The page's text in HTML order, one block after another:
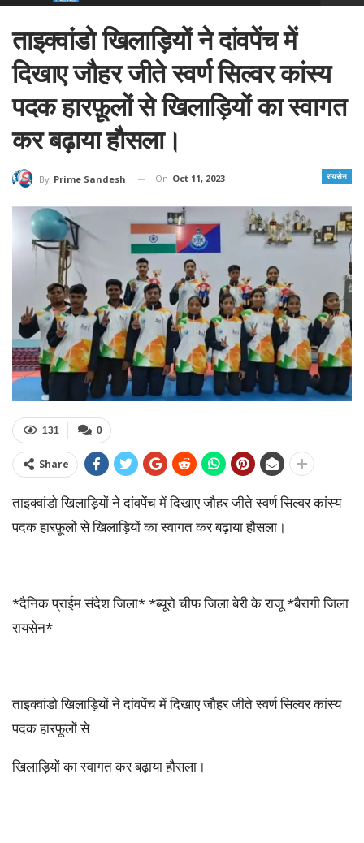
ताइक्वांडो खिलाड़ियों ने दांवपेंच में
दिखाए जौहर जीते स्वर्ण सिल्वर कांस्य
पदक हारफ़ूलों से खिलाड़ियों का स्वागत
कर बढ़ाया हौसला।
रायसेन
By Prime Sandesh On Oct 11, 2023
0
131
Share
ताइक्वांडो खिलाड़ियों ने दांवपेंच में दिखाए जौहर जीते स्वर्ण सिल्वर कांस्य
पदक हारफ़ूलों से खिलाड़ियों का स्वागत कर बढ़ाया हौसला।
*दैनिक प्राईम संदेश जिला* *ब्यूरो चीफ जिला बेरी के राजू *बैरागी जिला
रायसेन*
ताइक्वांडो खिलाड़ियों ने दांवपेंच में दिखाए जौहर जीते स्वर्ण सिल्वर कांस्य
पदक हारफ़ूलों से
खिलाड़ियों का स्वागत कर बढ़ाया हौसला।